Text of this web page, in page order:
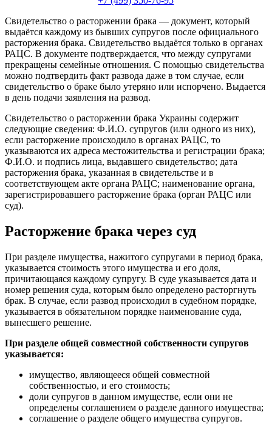
Свидетельство о расторжении брака — документ, который
выдаётся каждому из бывших супругов после официального
расторжения брака. Свидетельство выдаётся только в органах
РАЦС. В документе подтверждается, что между супругами
прекращены семейные отношения. С помощью свидетельства
можно подтвердить факт развода даже в том случае, если
свидетельство о браке было утеряно или испорчено. Выдается
в день подачи заявления на развод.
Свидетельство о расторжении брака Украины содержит
следующие сведения: Ф.И.О. супругов (или одного из них),
если расторжение происходило в органах РАЦС, то
указываются их адреса местожительства и регистрации брака;
Ф.И.О. и подпись лица, выдавшего свидетельство; дата
расторжения брака, указанная в свидетельстве и в
соответствующем акте органа РАЦС; наименование органа,
зарегистрировавшего расторжение брака (орган РАЦС или
суд).
Расторжение брака через суд
При разделе имущества, нажитого супругами в период брака,
указывается стоимость этого имущества и его доля,
причитающаяся каждому супругу. В суде указывается дата и
номер решения суда, которым было определено расторгнуть
брак. В случае, если развод происходил в судебном порядке,
указывается в обязательном порядке наименование суда,
вынесшего решение.
При разделе общей совместной собственности супругов
указывается:
имущество, являющееся общей совместной
собственностью, и его стоимость;
доли супругов в данном имуществе, если они не
определены соглашением о разделе данного имущества;
соглашение о разделе общего имущества супругов.